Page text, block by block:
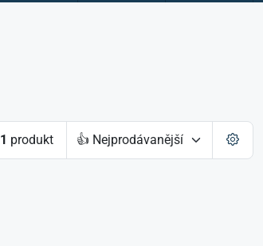
1 produkt